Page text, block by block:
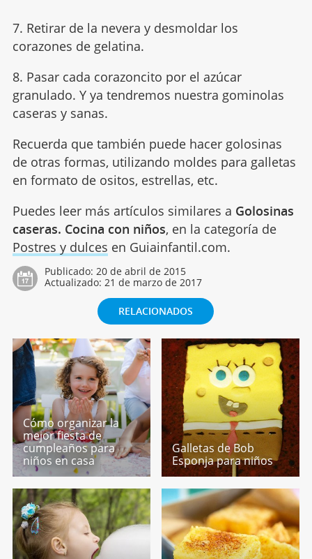
7. Retirar de la nevera y desmoldar los
corazones de gelatina.
8. Pasar cada corazoncito por el azúcar
granulado. Y ya tendremos nuestra gominolas
caseras y sanas.
Recuerda que también puede hacer golosinas
de otras formas, utilizando moldes para galletas
en formato de ositos, estrellas, etc.
Puedes leer más artículos similares a Golosinas
caseras. Cocina con niños, en la categoría de
Postres y dulces en Guiainfantil.com.
Publicado: 20 de abril de 2015
Actualizado: 21 de marzo de 2017
RELACIONADOS
Cómo organizar la
mejor fiesta de
cumpleaños para
niños en casa
Galletas de Bob
Esponja para niños